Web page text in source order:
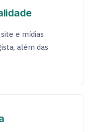
e mídias
além das